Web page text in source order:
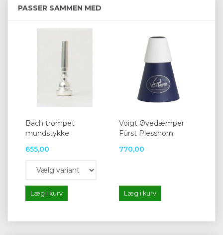
PASSER SAMMEN MED
Bach trompet
mundstykke
655,00
Læg i kurv
Voigt Øvedæmper
Fürst Plesshorn
770,00
Læg i kurv